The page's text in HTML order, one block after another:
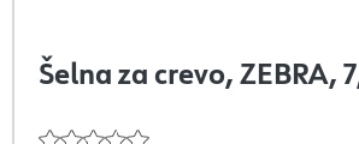
Šelna za crevo, ZEBRA,